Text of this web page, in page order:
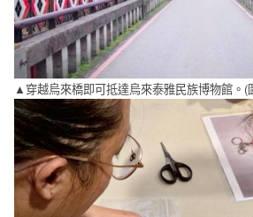
▲穿越烏來橋即可抵達烏來泰雅民族博物館。(